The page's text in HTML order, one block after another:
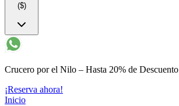
($)
Crucero por el Nilo – Hasta 20% de Descuento
¡Reserva ahora!
Inicio